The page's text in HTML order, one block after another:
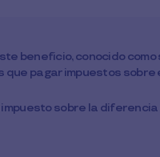
beneficio, conocido
que pagar impuestos
impuesto sobre la